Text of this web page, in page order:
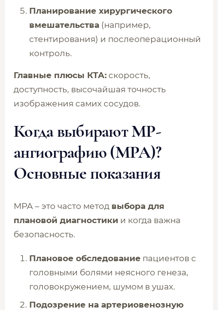
Планирование хирургического
вмешательства (например,
стентирования) и послеоперационный
контроль.
Главные плюсы КТА: скорость,
доступность, высочайшая точность
изображения самих сосудов.
Когда выбирают МР-
ангиографию (МРА)?
Основные показания
МРА – это часто метод выбора для
плановой диагностики и когда важна
безопасность.
Плановое обследование пациентов с
головными болями неясного генеза,
головокружением, шумом в ушах.
Подозрение на артериовенозную